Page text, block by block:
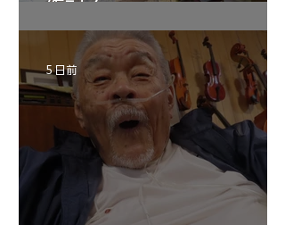
作記7
5 日前